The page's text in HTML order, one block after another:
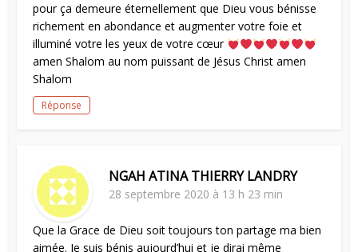
pour ça demeure éternellement que Dieu vous bénisse
richement en abondance et augmenter votre foie et
illuminé votre les yeux de votre cœur
amen Shalom au nom puissant de Jésus Christ amen
Shalom
Réponse
NGAH ATINA THIERRY LANDRY
28 septembre 2020 à 13 h 23 min
Que la Grace de Dieu soit toujours ton partage ma bien
aimée. Je suis bénis aujourd’hui et je dirai même